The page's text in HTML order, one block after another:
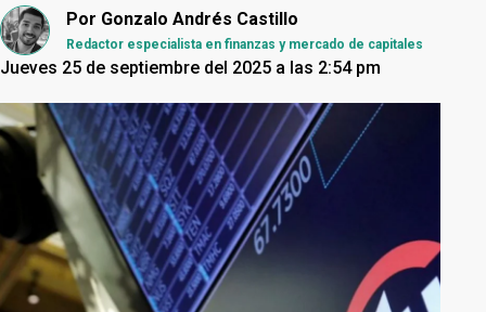
Por Gonzalo Andrés Castillo
Redactor especialista en finanzas y mercado de capitales
Jueves 25 de septiembre del 2025 a las 2:54 pm